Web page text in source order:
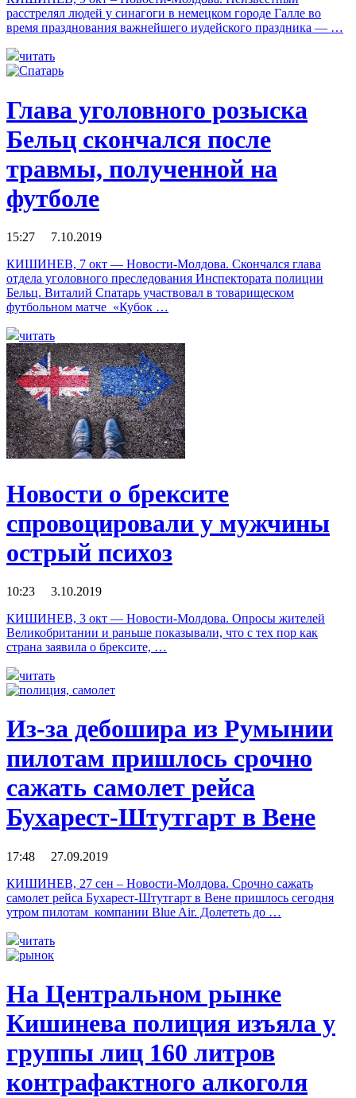
расстрелял людей у синагоги в немецком городе Галле во
время празднования важнейшего иудейского праздника — …
читать
Глава уголовного розыска
Бельц скончался после
травмы, полученной на
футболе
15:27 7.10.2019
КИШИНЕВ, 7 окт — Новости-Молдова. Скончался глава
отдела уголовного преследования Инспектората полиции
Бельц. Виталий Спатарь участвовал в товарищеском
футбольном матче «Кубок …
читать
Новости о брексите
спровоцировали у мужчины
острый психоз
10:23 3.10.2019
КИШИНЕВ, 3 окт — Новости-Молдова. Опросы жителей
Великобритании и раньше показывали, что с тех пор как
страна заявила о брексите, …
читать
Из-за дебошира из Румынии
пилотам пришлось срочно
сажать самолет рейса
Бухарест-Штутгарт в Вене
17:48 27.09.2019
КИШИНЕВ, 27 сен – Новости-Молдова. Срочно сажать
самолет рейса Бухарест-Штутгарт в Вене пришлось сегодня
утром пилотам компании Blue Air. Долететь до …
читать
На Центральном рынке
Кишинева полиция изъяла у
группы лиц 160 литров
контрафактного алкоголя